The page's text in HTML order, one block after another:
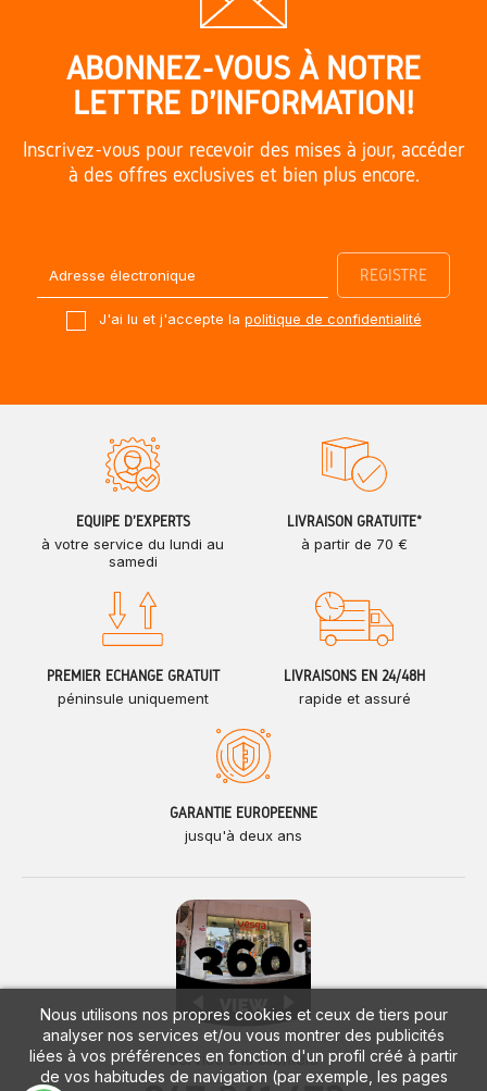
Nous utilisons nos propres cookies et ceux de tiers pour
analyser nos services et/ou vous montrer des publicités
liées à vos préférences en fonction d'un profil créé à partir
de vos habitudes de navigation (par exemple, les pages
ABONNEZ-VOUS À NOTRE
LETTRE D'INFORMATION!
Inscrivez-vous pour recevoir des mises à jour, accéder
à des offres exclusives et bien plus encore.
J'ai lu et j'accepte la politique de confidentialité
ÉQUIPE D'EXPERTS
à votre service du lundi au
samedi
LIVRAISON GRATUITE*
à partir de 70 €
PREMIER ÉCHANGE GRATUIT
péninsule uniquement
LIVRAISONS EN 24/48H
rapide et assuré
GARANTIE EUROPÉENNE
jusqu'à deux ans
Service à la clientèle